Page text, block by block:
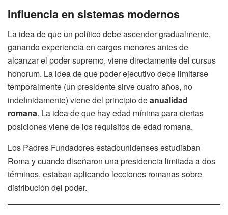
Influencia en sistemas modernos
La idea de que un político debe ascender gradualmente,
ganando experiencia en cargos menores antes de
alcanzar el poder supremo, viene directamente del cursus
honorum. La idea de que poder ejecutivo debe limitarse
temporalmente (un presidente sirve cuatro años, no
indefinidamente) viene del principio deanualidad
romana. La idea de que hay edad mínima para ciertas
posiciones viene de los requisitos de edad romana.
Los Padres Fundadores estadounidenses estudiaban
Roma y cuando diseñaron una presidencia limitada a dos
términos, estaban aplicando lecciones romanas sobre
distribución del poder.